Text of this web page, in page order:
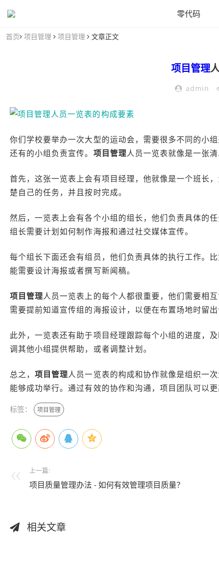
零代码
首页 项目管理 项目管理 文章正文
项目管理
admin
你们学校要举办一次大型的运动会，需要很多不同的小
还有的小组负责宣传。 项目管理人员一览表就像是一张
首先，这张一览表上会有项目经理，他就像是一个班长
楚自己的任务，并且按时完成。
然后，一览表上会有各个小组的组长，他们负责具体的
组长需要计划如何制作海报和通过社交媒体宣传。
每个组长下面还会有组员，他们负责具体的执行工作。
能需要设计海报或者撰写新闻稿。
项目管理人员一览表上的每个人都很重要，他们需要相
需要提前知道宣传组的海报设计，以便在布置场地时留
此外，一览表还有助于项目经理跟踪每个小组的进度，
调其他小组提供帮助，或者调整计划。
总之，项目管理人员一览表的构成和协作就像是组织一
能够成功举行。通过有效的协作和沟通，项目团队可以
标签： 项目管理
上一篇:
项目质量管理办法 - 如何有效管理项目质量？
相关文章